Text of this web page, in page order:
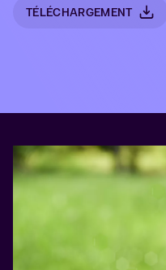
TÉLÉCHARGEMENT